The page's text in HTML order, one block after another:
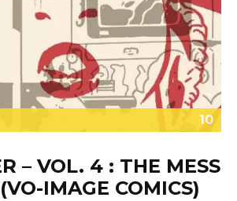
10
– VOL. 4 : THE MESS
IMAGE COMICS)